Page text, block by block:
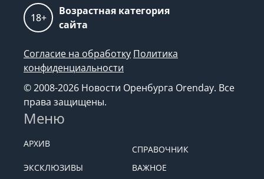
18+
Возрастная категория
сайта
Согласие на обработку Политика
конфиденциальности
© 2008-2026 Новости Оренбурга Orenday. Все
права защищены.
Меню
АРХИВ
СПРАВОЧНИК
ЭКСКЛЮЗИВЫ
ВАЖНОЕ